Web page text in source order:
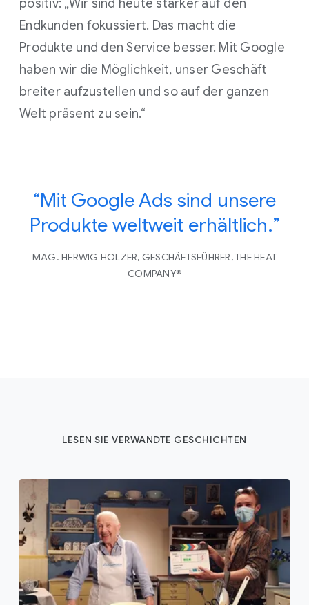
positiv: „Wir sind heute stärker auf den
Endkunden fokussiert. Das macht die
Produkte und den Service besser. Mit Google
haben wir die Möglichkeit, unser Geschäft
breiter aufzustellen und so auf der ganzen
Welt präsent zu sein.“
“Mit Google Ads sind unsere
Produkte weltweit erhältlich.”
MAG. HERWIG HOLZER, GESCHÄFTSFÜHRER, THE HEAT
COMPANY®
LESEN SIE VERWANDTE GESCHICHTEN